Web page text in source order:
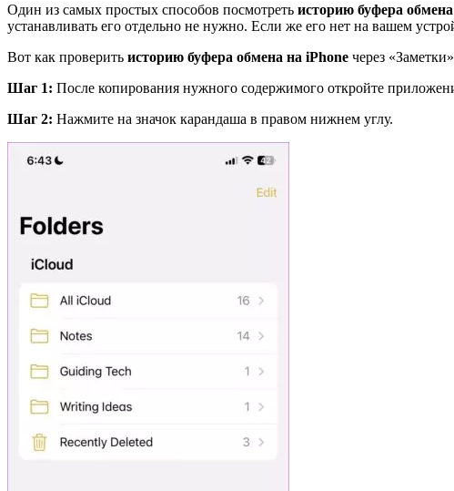
Один из самых простых способов посмотреть историю буфера
устанавливать его отдельно не нужно. Если же его нет на вашем
Вот как проверить историю буфера обмена на iPhone через
Шаг 1: После копирования нужного содержимого откройте
Шаг 2: Нажмите на значок карандаша в правом нижнем углу.